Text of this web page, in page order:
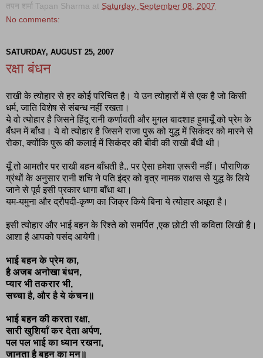
तपन शर्मा Tapan Sharma at Saturday, September 08, 2007
No comments:
SATURDAY, AUGUST 25, 2007
रक्षा बंधन
राखी के त्योहार से हर कोई परिचित है। ये उन त्योहारों में से एक है जो किसी
धर्म, जाति विशेष से संबन्ध नहीं रखता।
ये वो त्योहार है जिसने हिंदू रानी कर्णावती और मुगल बादशाह हुमायूँ को प्रेम के
बँधन में बाँधा। ये वो त्योहार है जिसने राजा पुरू को युद्ध में सिकंदर को मारने से
रोका, क्योंकि पुरू की कलाई में सिकंदर की बीवी की राखी बँधी थी।
यूँ तो आमतौर पर राखी बहन बाँधती है.. पर ऐसा हमेशा ज़रूरी नहीं। पौराणिक
ग्रंथों के अनुसार रानी शचि ने पति इंद्र को वृत्र नामक राक्षस से युद्ध के लिये
जाने से पूर्व इसी प्रकार धागा बाँधा था।
यम-यमुना और द्रौपदी-कृष्ण का जिक्र किये बिना ये त्योहार अधूरा है।
इसी त्योहार और भाई बहन के रिश्ते को समर्पित ,एक छोटी सी कविता लिखी है।
आशा है आपको पसंद आयेगी।
भाई बहन के प्रेम का,
है अजब अनोखा बंधन,
प्यार भी तकरार भी,
सच्चा है, और है ये कंचन॥
भाई बहन की करता रक्षा,
सारी खुशियाँ कर देता अर्पण,
पल पल भाई का ध्यान रखना,
जानता है बहन का मन॥